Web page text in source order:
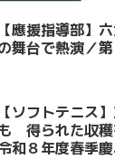
【應援指導部】
舞台で熱演／
【ソフトテニス
得られた収穫
和８年度春季